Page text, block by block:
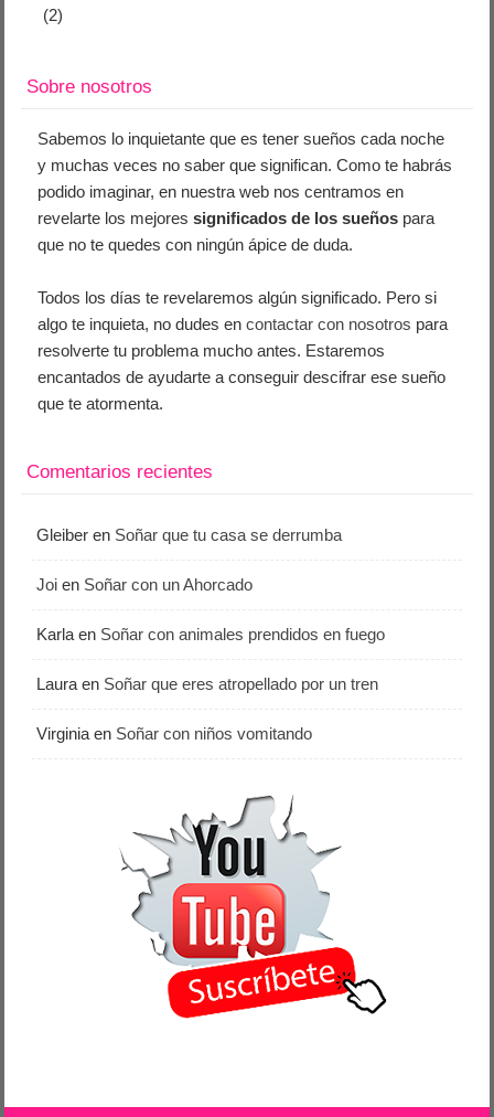
(2)
Sobre nosotros
Sabemos lo inquietante que es tener sueños cada noche
y muchas veces no saber que significan. Como te habrás
podido imaginar, en nuestra web nos centramos en
revelarte los mejoressignificados de los sueños para
que no te quedes con ningún ápice de duda.
Todos los días te revelaremos algún significado. Pero si
algo te inquieta, no dudes encontactar con nosotros para
resolverte tu problema mucho antes. Estaremos
encantados de ayudarte a conseguir descifrar ese sueño
que te atormenta.
Comentarios recientes
Gleiber en Soñar que tu casa se derrumba
Joi en Soñar con un Ahorcado
Karla en Soñar con animales prendidos en fuego
Laura en Soñar que eres atropellado por un tren
Virginia en Soñar con niños vomitando